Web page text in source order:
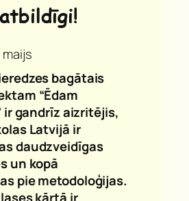
bagātais
“Ēdam
gandrīz aizritējis,
Latvijā ir
daudzveidīgas
un kopā
pie metodoloģijas.
kārtā ir